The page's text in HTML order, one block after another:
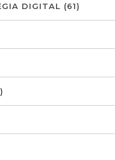
DIGITAL (61)